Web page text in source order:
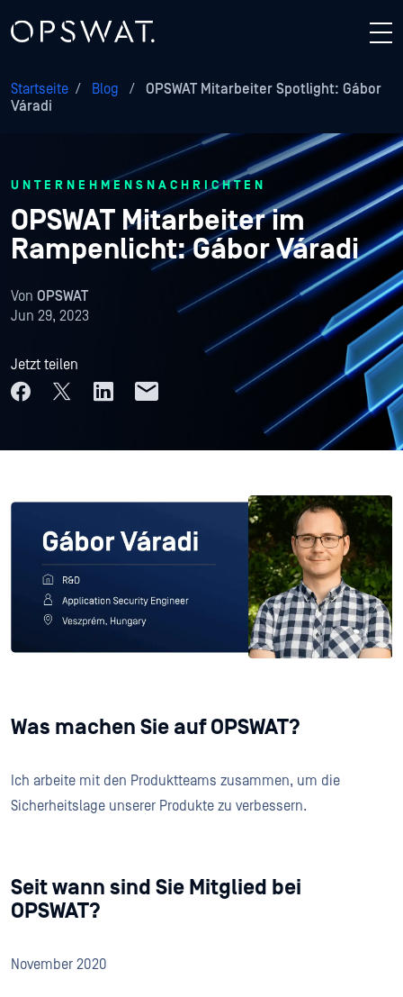
Startseite / Blog /
OPSWAT Mitarbeiter Spotlight: Gábor
Váradi
UNTERNEHMENSNACHRICHTEN
OPSWAT Mitarbeiter im
Rampenlicht: Gábor Váradi
Von OPSWAT
Jun 29, 2023
Jetzt teilen
Was machen Sie auf OPSWAT?
Ich arbeite mit den Produktteams zusammen, um die
Sicherheitslage unserer Produkte zu verbessern.
Seit wann sind Sie Mitglied bei
OPSWAT?
November 2020